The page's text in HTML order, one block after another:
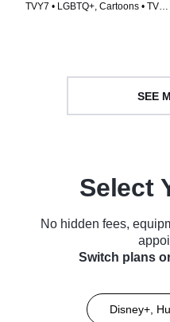
TVY7 • LGBTQ+, Cartoons • TV
SEE
Select
No hidden fees,
Switch plans
Disney+,